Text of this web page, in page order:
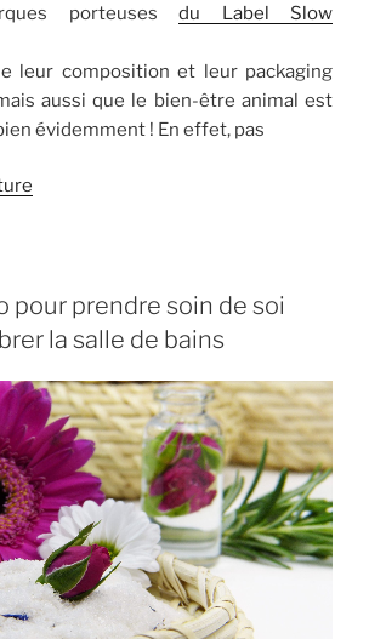
porteuses du Label Slow
leur composition et leur packaging
aussi que le bien-être animal est
évidemment ! En effet, pas
lait
dans
cosmétiques
et
savons »
pour prendre soin de soi
la salle de bains